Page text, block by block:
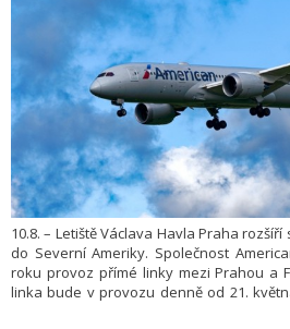
10.8. – Letiště Václava Havla Praha
do Severní Ameriky. Společnost
roku provoz přímé linky mezi Prahou a
linka bude v provozu denně od 21.